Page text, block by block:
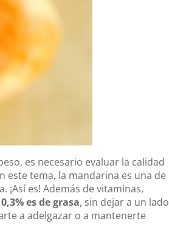
es necesario evaluar la calidad
este tema, la mandarina es una de
es! Además de vitaminas,
0,3% es de grasa, sin dejar a un lado
a adelgazar o a mantenerte